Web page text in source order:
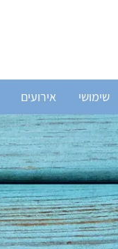
שימושי אירועים